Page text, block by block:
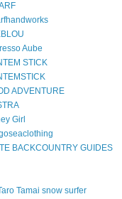
Aube
STICK
ADVENTURE
Girl
BACKCOUNTRY GUIDES
Tamai snow surfer